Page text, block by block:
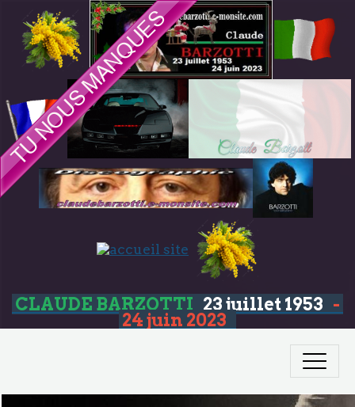
CLAUDE BARZOTTI 23 juillet 1953 -
24 juin 2023